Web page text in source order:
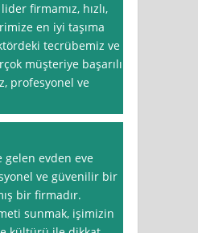
firmamız, hızlı,
en iyi taşıma
tecrübemiz ve
müşteriye başarılı
profesyonel ve
gelen evden eve
ve güvenilir bir
bir firmadır.
sunmak, işimizin